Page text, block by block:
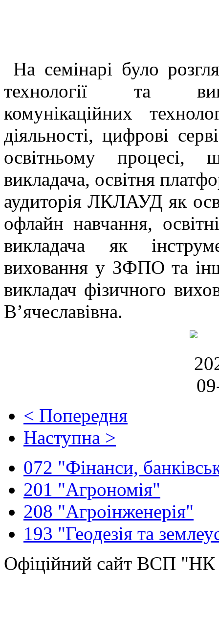
На семінарі було
технології та
комунікаційних
діяльності, цифрові
освітньому процесі,
викладача, освітня
аудиторія ЛКЛАУД як
офлайн навчання,
викладача як
виховання у ЗФПО та
викладач фізичного
В’ячеславівна.
< Попередня
Наступна >
072 "Фінанси,
201 "Агрономія"
208 "Агроінженерія"
193 "Геодезія та
Офіційний сайт ВСП